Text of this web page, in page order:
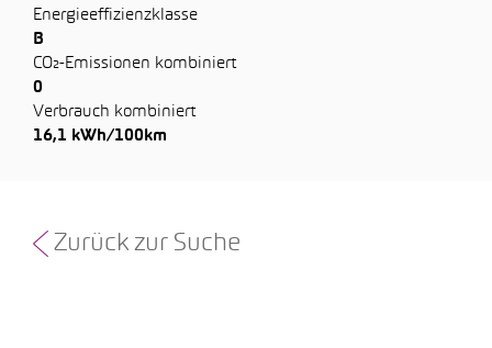
Energieeffizienzklasse
B
CO₂-Emissionen kombiniert
0
Verbrauch kombiniert
16,1 kWh/100km
Zurück zur Suche